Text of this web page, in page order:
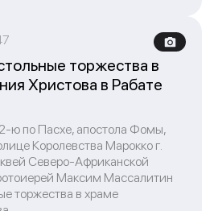
торжества в
Христова в Рабате
ю по Пасхе, апостола Фомы,
Королевства Марокко г.
Северо-Африканской
Максим Массалитин
торжества в храме